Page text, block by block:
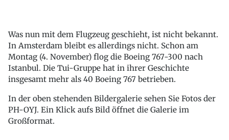
Was nun mit dem Flugzeug geschieht, ist nicht bekannt.
In Amsterdam bleibt es allerdings nicht. Schon am
Montag (4. November) flog die Boeing 767-300 nach
Istanbul. Die Tui-Gruppe hat in ihrer Geschichte
insgesamt mehr als 40 Boeing 767 betrieben.
In der oben stehenden Bildergalerie sehen Sie Fotos der
PH-OYJ. Ein Klick aufs Bild öffnet die Galerie im
Großformat.